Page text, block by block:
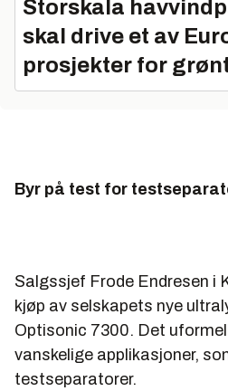
Storskala
skal drive et av
prosjekter for
Byr på test for
Salgssjef Frode Endresen i
kjøp av selskapets nye
Optisonic 7300. Det
vanskelige applikasjoner,
testseparatorer.